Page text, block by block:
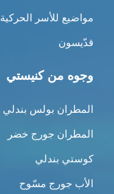
مواضيع للأسر الحركية
قدّيسون
وجوه من كنيستي
المطران بولس بندلي
المطران جورج خضر
كوستي بندلي
الأب جورج مسّوح